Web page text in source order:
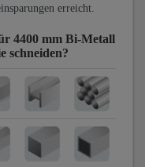
erreicht.
4400 mm Bi-Metall
schneiden?